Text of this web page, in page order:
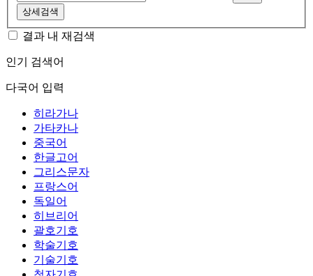
상세검색
결과 내 재검색
인기 검색어
다국어 입력
히라가나
가타카나
중국어
한글고어
그리스문자
프랑스어
독일어
히브리어
괄호기호
학술기호
기술기호